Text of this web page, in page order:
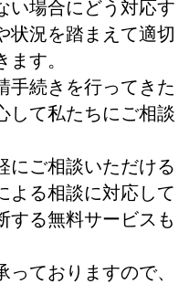
い場合にどう対応す
状況を踏まえて適切
す。
手続きを行ってきた
して私たちにご相談
にご相談いただける
よる相談に対応して
する無料サービスも
ておりますので、